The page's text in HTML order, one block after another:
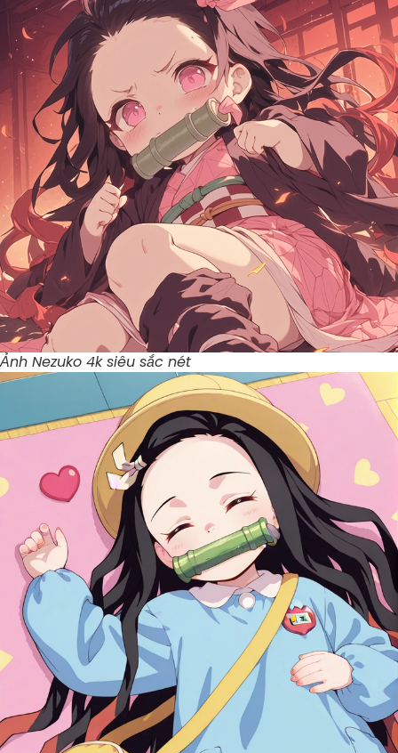
Ảnh Nezuko 4k siêu sắc nét